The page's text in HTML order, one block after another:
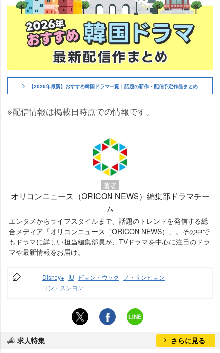
【2026年最新】おすすめ韓国ドラマ一覧｜話題の新作・配信予定作品まとめ
※配信情報は掲載日時点での情報です。
著者
オリコンニュース（ORICON NEWS）編集部ドラマチー
ム
エンタメからライフスタイルまで、話題のトレンドを発信する総
合メディア「オリコンニュース（ORICON NEWS）」。その中で
もドラマに詳しい担当編集部員が、TVドラマを中心に注目のドラ
マや最新情報をお届け。
Disney+ IU ビョン・ウソク
ノ・サンヒョン
コン・スンヨン
求人特集 さらに見る